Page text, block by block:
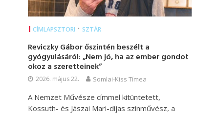
CÍMLAPSZTORI • SZTÁR
Reviczky Gábor őszintén beszélt a
gyógyulásáról: „Nem jó, ha az ember gondot
okoz a szeretteinek”
2026. május 22. Somlai-Kiss Tímea
A Nemzet Művésze címmel kitüntetett,
Kossuth- és Jászai Mari-díjas színművész, a